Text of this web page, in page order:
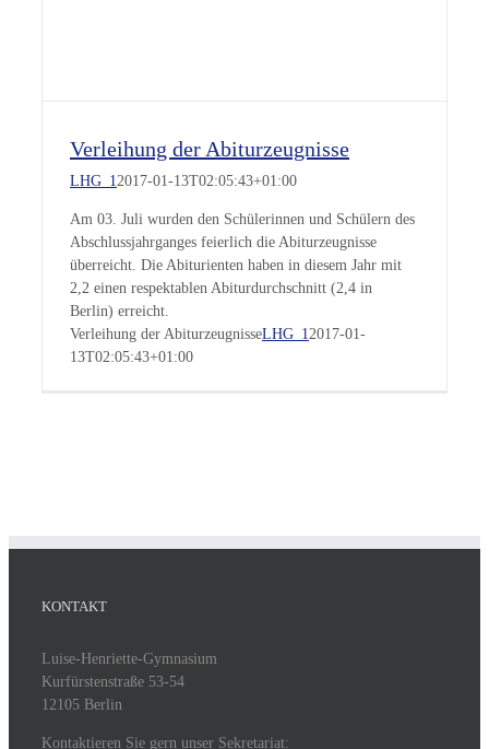
Verleihung der Abiturzeugnisse
LHG_12017-01-13T02:05:43+01:00
Am 03. Juli wurden den Schülerinnen und Schülern des
Abschlussjahrganges feierlich die Abiturzeugnisse
überreicht. Die Abiturienten haben in diesem Jahr mit
2,2 einen respektablen Abiturdurchschnitt (2,4 in
Berlin) erreicht.
Verleihung der AbiturzeugnisseLHG_12017-01-
13T02:05:43+01:00
KONTAKT
Luise-Henriette-Gymnasium
Kurfürstenstraße 53-54
12105 Berlin
Kontaktieren Sie gern unser Sekretariat: